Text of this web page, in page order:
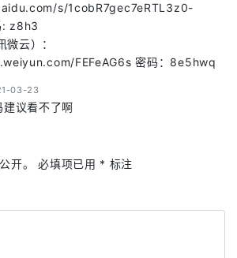
s/1cobR7gec7eRTL3z0-
: z8h3
微云）：
FEFeAG6s 密码：8e5hwq
03-23
建议看不了啊
开。 必填项已用 * 标注